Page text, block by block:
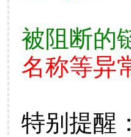
被阻断的
名称等异
特别提醒